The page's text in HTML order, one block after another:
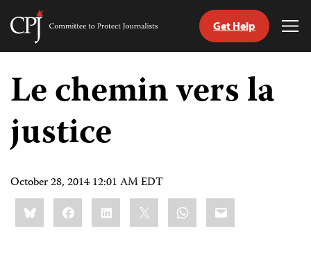
Skip
content
Committee
Journalists
Get Help
Le chemin vers la
justice
October 28, 2014 12:01 AM EDT
Share
this:BlueskyFacebookLinkedIn WhatsApp
Email